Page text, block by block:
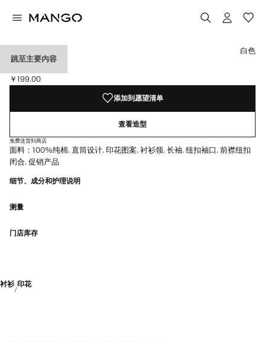
跳至主要内容
印花牛津衬衫
当前价格 [￥199.00 ]
￥199.00
选择颜色
白色
添加到愿望清单
查看造型
免费送货到商店
面料：100%纯棉. 直筒设计. 印花图案. 衬衫领. 长袖. 纽扣袖口. 前襟纽扣
闭合. 促销产品
细节、成分和护理说明
测量
门店库存
衬衫 印花